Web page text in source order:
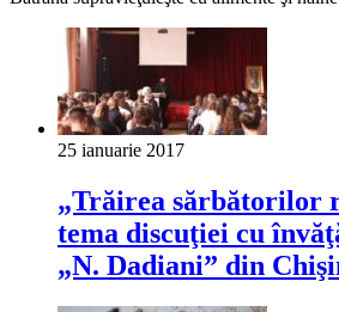
25 ianuarie 2017
„Trăirea sărbătorilor
tema discuţiei cu
„N. Dadiani” din